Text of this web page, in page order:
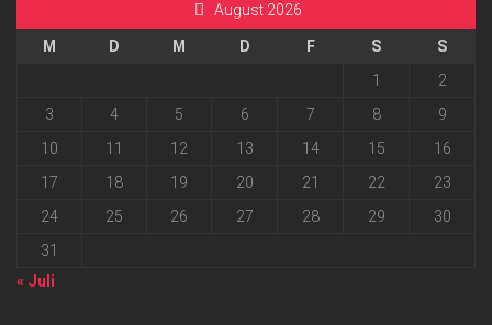
August 2026
M D M D F S
S
1
2
3
4 5 6 7 8
9
10
11 12 13 14 15
16
17
18 19 20 21 22
23
24
25 26 27 28 29
30
31
« Juli